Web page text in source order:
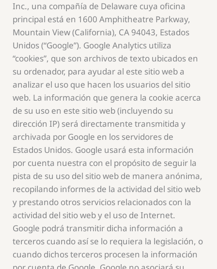
Inc., una compañía de Delaware cuya oficina
principal está en 1600 Amphitheatre Parkway,
Mountain View (California), CA 94043, Estados
Unidos (“Google”). Google Analytics utiliza
“cookies”, que son archivos de texto ubicados en
su ordenador, para ayudar al este sitio web a
analizar el uso que hacen los usuarios del sitio
web. La información que genera la cookie acerca
de su uso en este sitio web (incluyendo su
dirección IP) será directamente transmitida y
archivada por Google en los servidores de
Estados Unidos. Google usará esta información
por cuenta nuestra con el propósito de seguir la
pista de su uso del sitio web de manera anónima,
recopilando informes de la actividad del sitio web
y prestando otros servicios relacionados con la
actividad del sitio web y el uso de Internet.
Google podrá transmitir dicha información a
terceros cuando así se lo requiera la legislación, o
cuando dichos terceros procesen la información